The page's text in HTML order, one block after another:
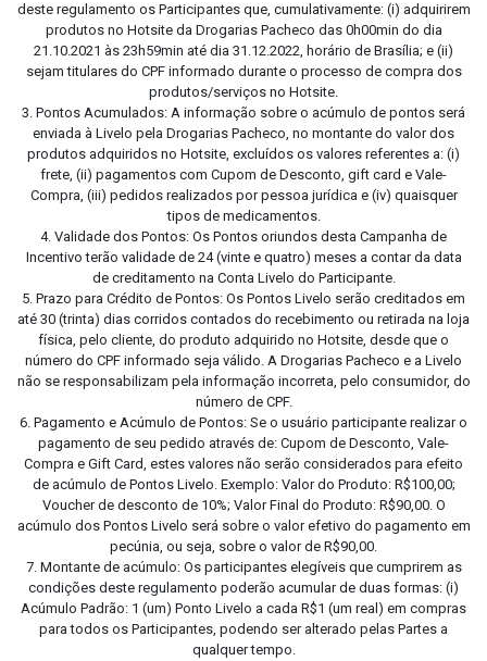
deste regulamento os Participantes que, cumulativamente: (i) adquirirem
produtos no Hotsite da Drogarias Pacheco das 0h00min do dia
21.10.2021 às 23h59min até dia 31.12.2022, horário de Brasília; e (ii)
sejam titulares do CPF informado durante o processo de compra dos
produtos/serviços no Hotsite.
3. Pontos Acumulados: A informação sobre o acúmulo de pontos será
enviada à Livelo pela Drogarias Pacheco, no montante do valor dos
produtos adquiridos no Hotsite, excluídos os valores referentes a: (i)
frete, (ii) pagamentos com Cupom de Desconto, gift card e Vale-
Compra, (iii) pedidos realizados por pessoa jurídica e (iv) quaisquer
tipos de medicamentos.
4. Validade dos Pontos: Os Pontos oriundos desta Campanha de
Incentivo terão validade de 24 (vinte e quatro) meses a contar da data
de creditamento na Conta Livelo do Participante.
5. Prazo para Crédito de Pontos: Os Pontos Livelo serão creditados em
até 30 (trinta) dias corridos contados do recebimento ou retirada na loja
física, pelo cliente, do produto adquirido no Hotsite, desde que o
número do CPF informado seja válido. A Drogarias Pacheco e a Livelo
não se responsabilizam pela informação incorreta, pelo consumidor, do
número de CPF.
6. Pagamento e Acúmulo de Pontos: Se o usuário participante realizar o
pagamento de seu pedido através de: Cupom de Desconto, Vale-
Compra e Gift Card, estes valores não serão considerados para efeito
de acúmulo de Pontos Livelo. Exemplo: Valor do Produto: R$100,00;
Voucher de desconto de 10%; Valor Final do Produto: R$90,00. O
acúmulo dos Pontos Livelo será sobre o valor efetivo do pagamento em
pecúnia, ou seja, sobre o valor de R$90,00.
7. Montante de acúmulo: Os participantes elegíveis que cumprirem as
condições deste regulamento poderão acumular de duas formas: (i)
Acúmulo Padrão: 1 (um) Ponto Livelo a cada R$1 (um real) em compras
para todos os Participantes, podendo ser alterado pelas Partes a
qualquer tempo.